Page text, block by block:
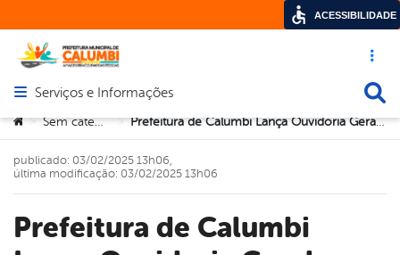
Acesso
Abrir menu principal de navegação
Serviços e Informações
Você está aqui:
> Sem categoria > Prefeitura de Calumbi Lança Ouvidoria Geral como Novo Canal de Participação Popular na Gestão.
Prefeitura de Calumbi
publicado: 03/02/2025 13h06,
última modificação: 03/02/2025 13h06
ACESSIBILIDADE